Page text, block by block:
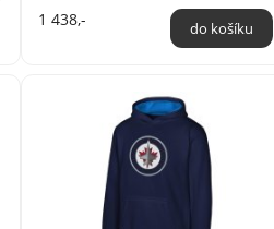
1 438,-